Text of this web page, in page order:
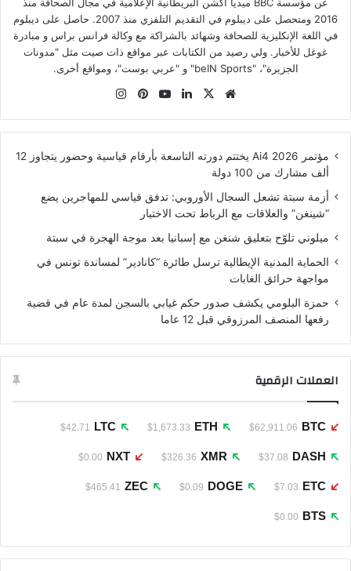
2016 ومتحصل على ديبلوم في التقديم التلفزي منذ 2007. حاصل على ديبلوم
في اللغة الإنكليزية للصحافة وشهائد بالشراكة مع وكالة فرانس براس و مبادرة
غوغل للأخبار. ولي رصيد من الكتابات عبر مواقع ذات صيت مثل "مدونات
الجزيرة"، "beIN Sports" و "عربي بوست"، ومواقع أخرى.
موقع
‫X لينكدإن‫YouTubeبينتيريست
مؤتمر Ai4 2026 يختتم دورته التاسعة بأرقام قياسية وحضور يتجاوز 12
ألف مشارك من 100 دولة
أزمة سبتة تشعل السجال الأوروبي: تدفق قياسي للمهاجرين يضع
“شينغن” والعلاقات مع الرباط تحت الاختبار
ميلوني تلوّح بتعليق شنغن مع إسبانيا بعد موجة الهجرة في سبتة
الحماية المدنية الإيطالية ترسل طائرة “كانادير” لمساندة تونس في
مواجهة حرائق الغابات
حمزة البلومي يكشف صدور حكم غيابي بالسجن لمدة عام في قضية
رفعها المنصف المرزوقي قبل 12 عاما
العملات الرقمية
BTC
$62,911.06
ETH
$1,673.33
LTC
$42.71
DASH
$37.08
XMR
$326.36
NXT
$0.00
ETC
$7.03
DOGE
$0.09
ZEC
$465.41
BTS
$0.00